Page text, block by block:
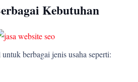
Kebutuhan
berbagai jenis usaha seperti: